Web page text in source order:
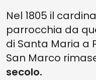
Nel 1805 il
parrocchia da
di Santa Maria a
San Marco
secolo.